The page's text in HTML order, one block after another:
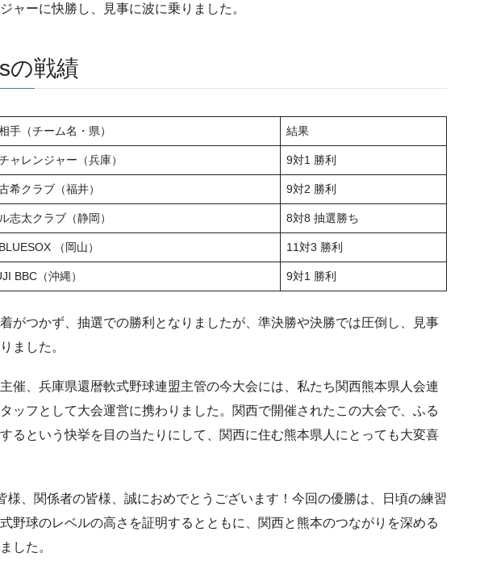
ャーに快勝し、見事に波に乗りました。
の戦績
手（チーム名・県） 結果
ャレンジャー（兵庫） 9対1 勝利
希クラブ（福井） 9対2 勝利
志太クラブ（静岡） 8対8 抽選勝ち
（岡山） 11対3 勝利
BBC（沖縄） 9対1 勝利
がつかず、抽選での勝利となりましたが、準決勝や決勝では圧倒し、見事
ました。
催、兵庫県還暦軟式野球連盟主管の今大会には、私たち関西熊本県人会連
ッフとして大会運営に携わりました。関西で開催されたこの大会で、ふる
るという快挙を目の当たりにして、関西に住む熊本県人にとっても大変喜
様、関係者の皆様、誠におめでとうございます！今回の優勝は、日頃の練習
野球のレベルの高さを証明するとともに、関西と熊本のつながりを深める
した。